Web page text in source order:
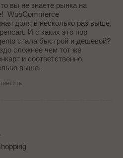
вы не знаете рынка на
WooCommerce
доля в несколько раз выше,
И с каких это пор
стала быстрой и дешевой?
сложнее чем тот же
и соответственно
выше.